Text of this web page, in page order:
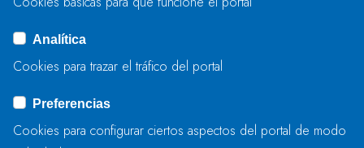
ENVIAR
Analítica
Cookies para trazar el tráfico del portal
Preferencias
Cookies para configurar ciertos aspectos del portal de modo